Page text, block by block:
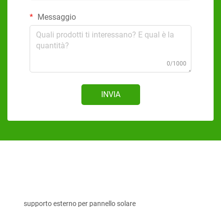
Messaggio
0/1000
INVIA
supporto esterno per pannello solare